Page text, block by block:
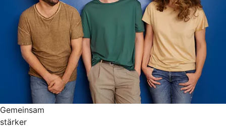
Gemeinsam
stärker